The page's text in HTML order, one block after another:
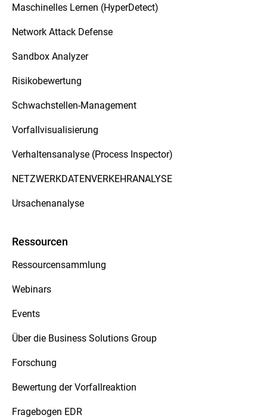
Maschinelles Lernen (HyperDetect)
Network Attack Defense
Sandbox Analyzer
Risikobewertung
Schwachstellen-Management
Vorfallvisualisierung
Verhaltensanalyse (Process Inspector)
NETZWERKDATENVERKEHRANALYSE
Ursachenanalyse
Ressourcen
Ressourcensammlung
Webinars
Events
Über die Business Solutions Group
Forschung
Bewertung der Vorfallreaktion
Fragebogen EDR